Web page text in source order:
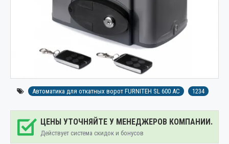
Автоматика для откатных ворот FURNITEH SL 600 AC 1234
ЦЕНЫ УТОЧНЯЙТЕ У МЕНЕДЖЕРОВ КОМПАНИИ.
Действует система скидок и бонусов